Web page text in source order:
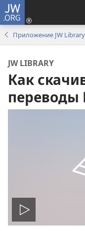
JW.ORG
Приложение JW
JW LIBRARY
Как
переводы